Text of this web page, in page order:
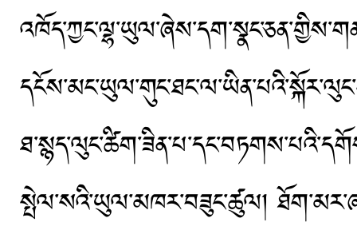
སྤེལ་སའི་ཡུལ་མཁར་བཟུང་ཚུལ།